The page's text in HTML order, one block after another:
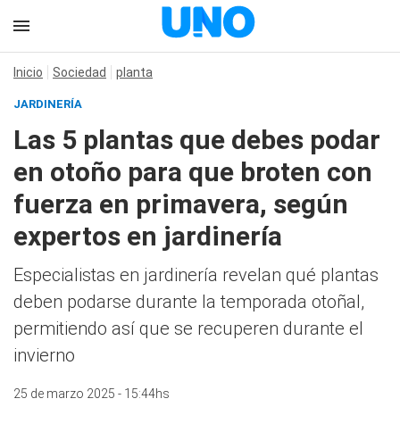
Inicio Sociedad planta
JARDINERÍA
Las 5 plantas que debes podar
en otoño para que broten con
fuerza en primavera, según
expertos en jardinería
Especialistas en jardinería revelan qué plantas
deben podarse durante la temporada otoñal,
permitiendo así que se recuperen durante el
invierno
25 de marzo 2025 - 15:44hs